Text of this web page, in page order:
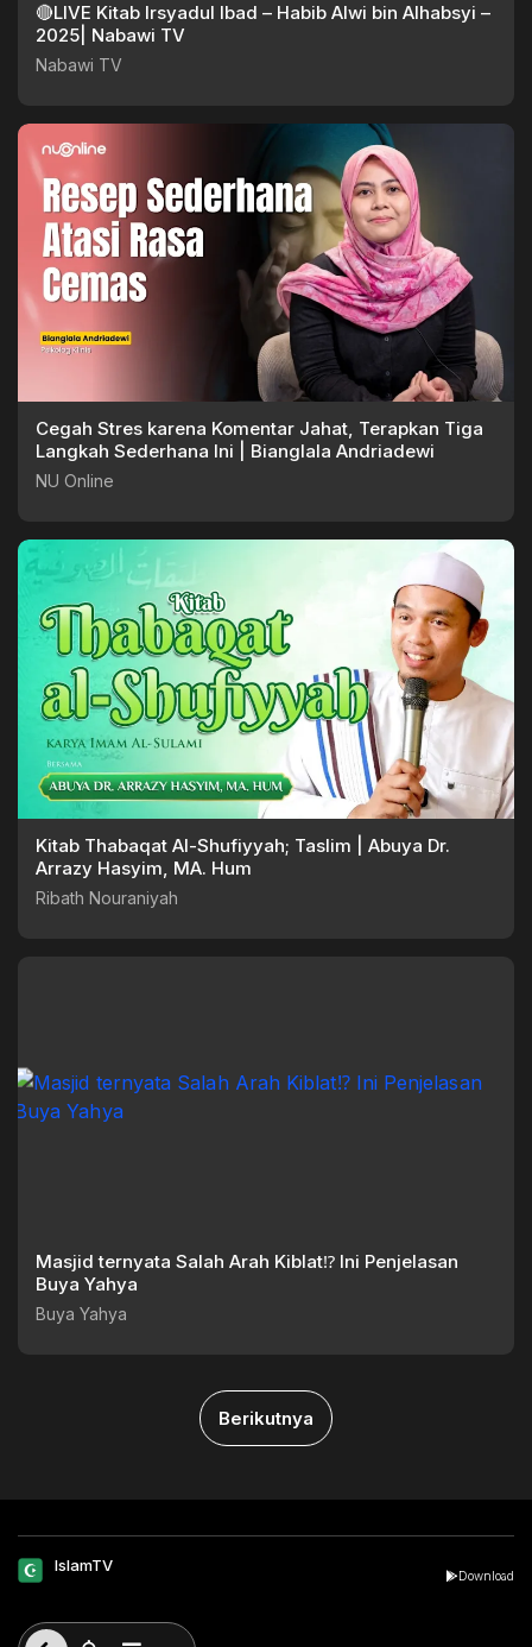
🔴LIVE Kitab Irsyadul Ibad – Habib Alwi bin Alhabsyi –
2025| Nabawi TV
Nabawi TV
Cegah Stres karena Komentar Jahat, Terapkan Tiga
Langkah Sederhana Ini | Bianglala Andriadewi
NU Online
Kitab Thabaqat Al-Shufiyyah; Taslim | Abuya Dr.
Arrazy Hasyim, MA. Hum
Ribath Nouraniyah
Masjid ternyata Salah Arah Kiblat⁉️ Ini Penjelasan
Buya Yahya
Buya Yahya
Berikutnya
IslamTV
Download